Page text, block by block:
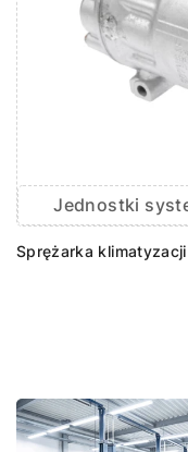
Jednostki
Sprężarka